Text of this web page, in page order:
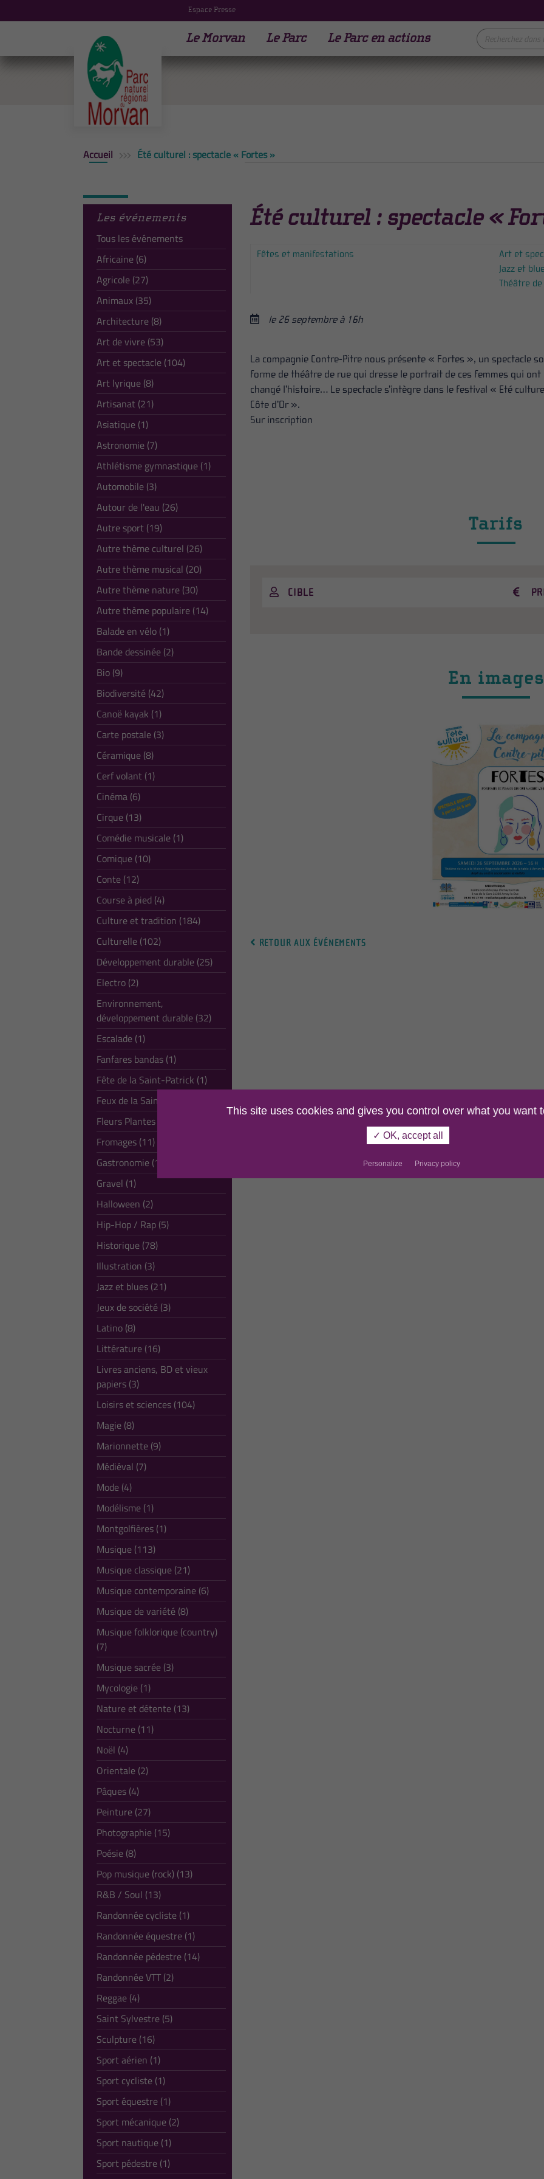
Espace Presse
Le Morvan Le Parc Le Parc en actions
Accueil Été culturel : spectacle « Fortes »
Les événements
Tous les événements
Africaine (6)
Agricole (27)
Animaux (35)
Architecture (8)
Art de vivre (53)
Art et spectacle (104)
Art lyrique (8)
Artisanat (21)
Asiatique (1)
Astronomie (7)
Athlétisme gymnastique (1)
Automobile (3)
Autour de l'eau (26)
Autre sport (19)
Autre thème culturel (26)
Autre thème musical (20)
Autre thème nature (30)
Autre thème populaire (14)
Balade en vélo (1)
Bande dessinée (2)
Bio (9)
Biodiversité (42)
Canoë kayak (1)
Carte postale (3)
Céramique (8)
Cerf volant (1)
Cinéma (6)
Cirque (13)
Comédie musicale (1)
Comique (10)
Conte (12)
Course à pied (4)
Culture et tradition (184)
Culturelle (102)
Développement durable (25)
Electro (2)
Environnement,
développement durable (32)
Escalade (1)
Fanfares bandas (1)
Fête de la Saint-Patrick (1)
Feux de la Saint-Jean (1)
Fleurs Plantes (28)
Fromages (11)
Gastronomie (16)
Gravel (1)
Halloween (2)
Hip-Hop / Rap (5)
Historique (78)
Illustration (3)
Jazz et blues (21)
Jeux de société (3)
Latino (8)
Littérature (16)
Livres anciens, BD et vieux
papiers (3)
Loisirs et sciences (104)
Magie (8)
Marionnette (9)
Médiéval (7)
Mode (4)
Modélisme (1)
Montgolfières (1)
Musique (113)
Musique classique (21)
Musique contemporaine (6)
Musique de variété (8)
Musique folklorique (country)
(7)
Musique sacrée (3)
Mycologie (1)
Nature et détente (13)
Nocturne (11)
Noël (4)
Orientale (2)
Pâques (4)
Peinture (27)
Photographie (15)
Poésie (8)
Pop musique (rock) (13)
R&B / Soul (13)
Randonnée cycliste (1)
Randonnée équestre (1)
Randonnée pédestre (14)
Randonnée VTT (2)
Reggae (4)
Saint Sylvestre (5)
Sculpture (16)
Sport aérien (1)
Sport cycliste (1)
Sport équestre (1)
Sport mécanique (2)
Sport nautique (1)
Sport pédestre (1)
Été culturel : spectacle «
Fêtes et manifestations
Art et
Jazz et
Théâtre
le 26 septembre à 16h
La compagnie Contre-Pitre nous présente « Fortes », un spectacle
forme de théâtre de rue qui dresse le portrait de ces femmes qui ont
changé l’histoire… Le spectacle s’intègre dans le festival « Eté
Côte d’Or ».
Sur inscription
Tarifs
CIBLE
En images
RETOUR AUX ÉVÉNEMENTS
This site uses cookies and gives you control over what you want
✓ OK, accept all
Personalize Privacy policy